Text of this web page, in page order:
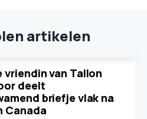
artikelen
vriendin van Tallon
deelt
briefje vlak na
Canada